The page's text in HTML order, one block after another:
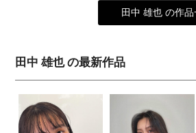
田中 雄也 の作
田中 雄也 の最新作品